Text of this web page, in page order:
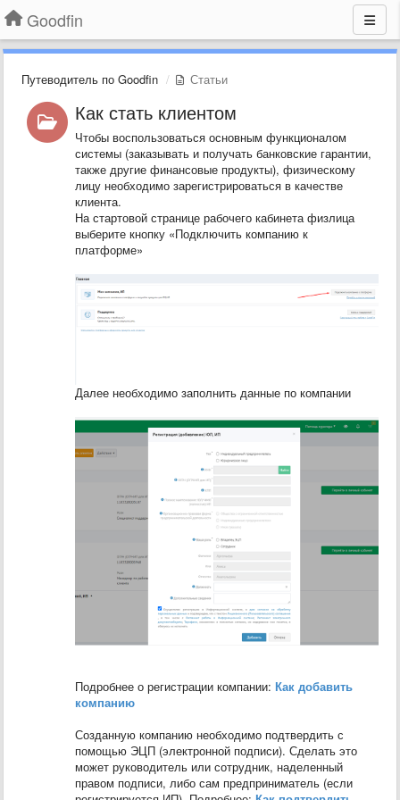
Goodfin
Путеводитель по Goodfin Статьи
Как стать клиентом
Чтобы воспользоваться основным функционалом
системы (заказывать и получать банковские гарантии,
также другие финансовые продукты), физическому
лицу необходимо зарегистрироваться в качестве
клиента.
На стартовой странице рабочего кабинета физлица
выберите кнопку «Подключить компанию к
платформе»
Далее необходимо заполнить данные по компании
Подробнее о регистрации компании: Как добавить
компанию
Созданную компанию необходимо подтвердить с
помощью ЭЦП (электронной подписи). Сделать это
может руководитель или сотрудник, наделенный
правом подписи, либо сам предприниматель (если